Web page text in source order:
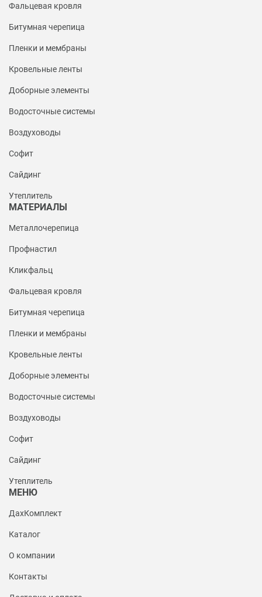
Фальцевая кровля
Битумная черепица
Пленки и мембраны
Кровельные ленты
Доборные элементы
Водосточные системы
Воздуховоды
Софит
Сайдинг
Утеплитель
МАТЕРИАЛЫ
Металлочерепица
Профнастил
Кликфальц
Фальцевая кровля
Битумная черепица
Пленки и мембраны
Кровельные ленты
Доборные элементы
Водосточные системы
Воздуховоды
Софит
Сайдинг
Утеплитель
МЕНЮ
ДахКомплект
Каталог
О компании
Контакты